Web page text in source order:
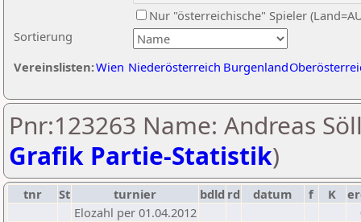
Sortierung
Nur "österreichische" Spieler
Vereinslisten:Wien Niederösterreich Burgenland
Pnr:123263 Name: Andreas
Grafik Partie-Statistik)
tnr St turnier bdld rd datum f K
Elozahl per 01.04.2012